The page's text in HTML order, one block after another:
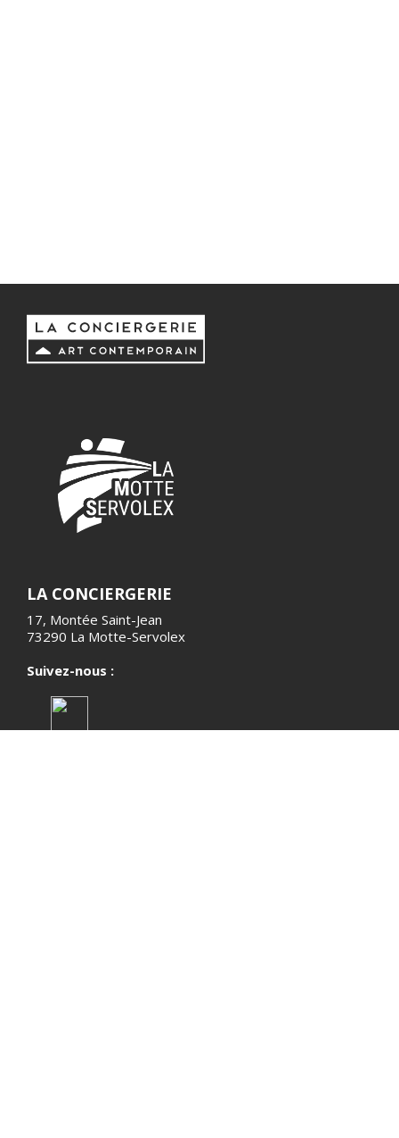
LA CONCIERGERIE
17, Montée Saint-Jean
73290 La Motte-Servolex
Suivez-nous :